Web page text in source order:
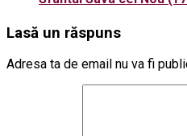
Lasă un răspuns
Adresa ta de email nu va fi